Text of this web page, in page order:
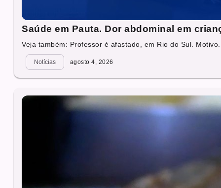
Saúde em Pauta. Dor abdominal em
Veja também: Professor é afastado, em Rio do Sul.
Notícias agosto 4, 2026